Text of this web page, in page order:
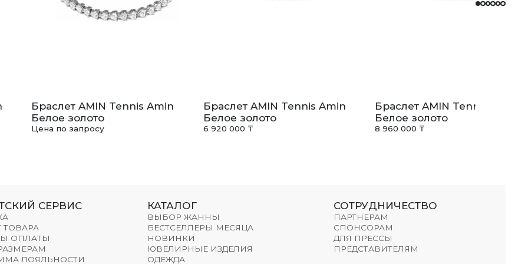
Браслет AMIN Tennis Amin
Белое золото
Цена по запросу
Браслет AMIN Tennis Amin
Белое золото
6 920 000 ₸
Браслет AMIN Tennis Amin
Белое золото
8 960 000 ₸
СЕРВИС
ТОВАРА
ОПЛАТЫ
ЛОЯЛЬНОСТИ
КАТАЛОГ
ВЫБОР ЖАННЫ
БЕСТСЕЛЛЕРЫ МЕСЯЦА
НОВИНКИ
ЮВЕЛИРНЫЕ ИЗДЕЛИЯ
ОДЕЖДА
СОТРУДНИЧЕСТВО
ПАРТНЕРАМ
СПОНСОРАМ
ДЛЯ ПРЕССЫ
ПРЕДСТАВИТЕЛЯМ